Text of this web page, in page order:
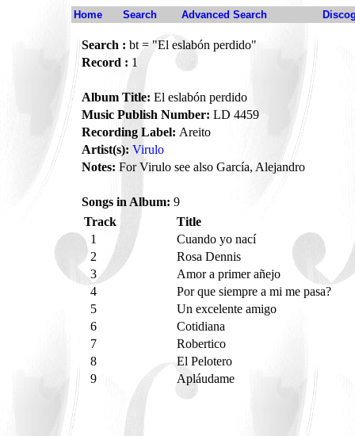
Home Search Advanced Search
Search : bt = "El eslabón perdido"
Record : 1
Album Title: El eslabón perdido
Music Publish Number: LD 4459
Recording Label: Areito
Artist(s): Virulo
Notes: For Virulo see also García, Alejandro
Songs in Album: 9
Track
Title
1
Cuando yo nací
2
Rosa Dennis
3
Amor a primer añejo
4
Por que siempre a mi me pasa?
5
Un excelente amigo
6
Cotidiana
7
Robertico
8
El Pelotero
9
Apláudame